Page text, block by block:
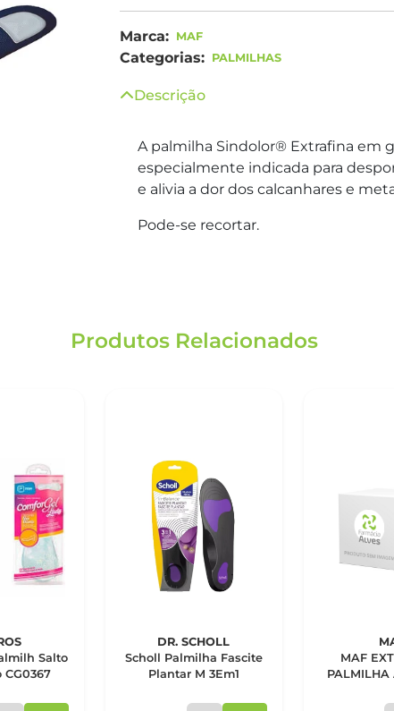
Marca: MAF
Categorias: PALMILHAS
Descrição
A palmilha Sindolor® Extrafina em
especialmente indicada para
e alivia a dor dos calcanhares e
Pode-se recortar.
Produtos Relacionados
Salto
CG0367
DR. SCHOLL
Scholl Palmilha Fascite
Plantar M 3Em1
MAF
PALMILHA